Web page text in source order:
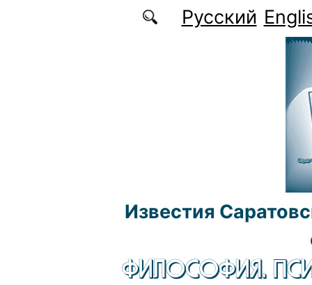
Перейти к основному содержаниюРусский
Известия
ФИЛОСОФИЯ.